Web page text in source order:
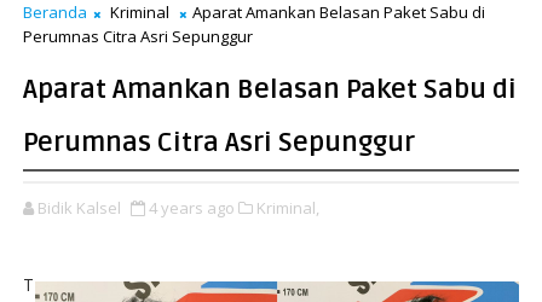
Beranda Kriminal
Aparat Amankan Belasan Paket Sabu di
Perumnas Citra Asri Sepunggur
Aparat Amankan Belasan Paket Sabu di
Perumnas Citra Asri Sepunggur
Bidik Kalsel 4 years ago Kriminal,
T